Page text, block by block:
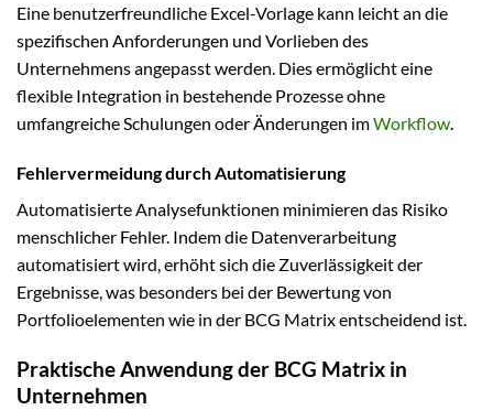
Eine benutzerfreundliche Excel-Vorlage kann leicht an die
spezifischen Anforderungen und Vorlieben des
Unternehmens angepasst werden. Dies ermöglicht eine
flexible Integration in bestehende Prozesse ohne
umfangreiche Schulungen oder Änderungen imWorkflow
Fehlervermeidung durch Automatisierung
Automatisierte Analysefunktionen minimieren das Risiko
menschlicher Fehler. Indem die Datenverarbeitung
automatisiert wird, erhöht sich die Zuverlässigkeit der
Ergebnisse, was besonders bei der Bewertung von
Portfolioelementen wie in der BCG Matrix entscheidend ist.
Praktische Anwendung der BCG Matrix in
Unternehmen